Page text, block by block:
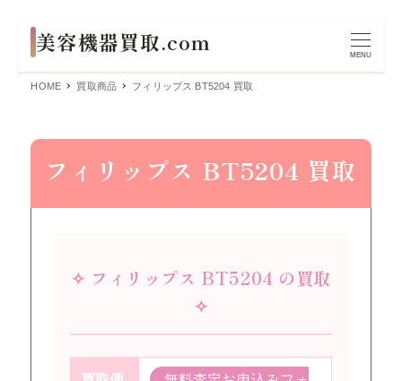
MENU
HOME 買取商品 フィリップス BT5204 買取
フィリップス BT5204 買取
✧ フィリップス BT5204 の買取
✧